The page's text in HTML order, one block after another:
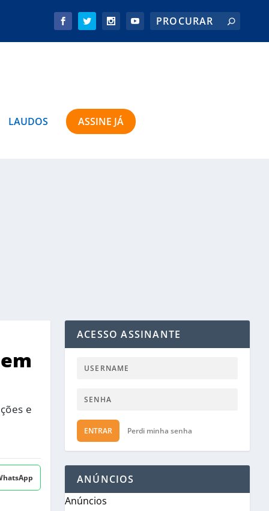
LAUDOS ASSINE JÁ
e
ACESSO ASSINANTE
ENTRAR Perdi minha senha
ANÚNCIOS
Anúncios